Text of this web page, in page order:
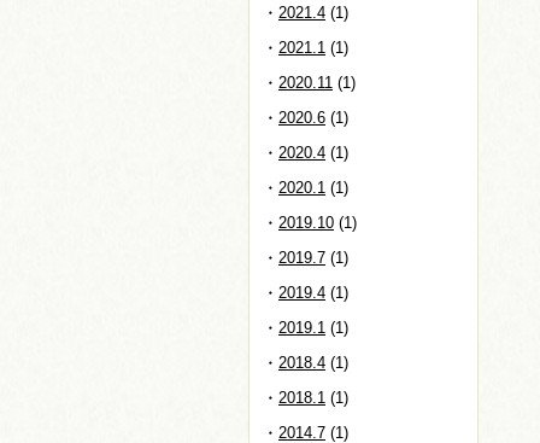
2021.4 (1)
2021.1 (1)
2020.11 (1)
2020.6 (1)
2020.4 (1)
2020.1 (1)
2019.10 (1)
2019.7 (1)
2019.4 (1)
2019.1 (1)
2018.4 (1)
2018.1 (1)
2014.7 (1)